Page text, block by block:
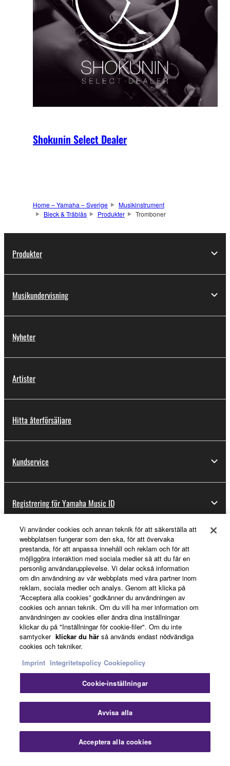
Shokunin Select Dealer
Home – Yamaha – Sverige
Musikinstrument
Bleck & Träblås
Produkter Tromboner
Produkter
Musikundervisning
Nyheter
Artister
Hitta återförsäljare
Kundservice
Registrering för Yamaha Music ID
Om Yamaha
Sverige - Swedish
Business
Kontakta ossVillkorIntegritetspolicyCookiepolicyImprint
© Yamaha Corporation.
Vi använder cookies och annan teknik för att säkerställa att
webbplatsen fungerar som den ska, för att övervaka
prestanda, för att anpassa innehåll och reklam och för att
möjliggöra interaktion med sociala medier så att du får en
personlig användarupplevelse. Vi delar också information
om din användning av vår webbplats med våra partner inom
reklam, sociala medier och analys. Genom att klicka på
”Acceptera alla cookies” godkänner du användningen av
cookies och annan teknik. Om du vill ha mer information om
användningen av cookies eller ändra dina inställningar
klickar du på "Inställningar för cookie-filer". Om du inte
samtycker klickar du här så används endast nödvändiga
cookies och tekniker.
Imprint Integritetspolicy Cookiepolicy
Cookie-inställningar
Avvisa alla
Acceptera alla cookies